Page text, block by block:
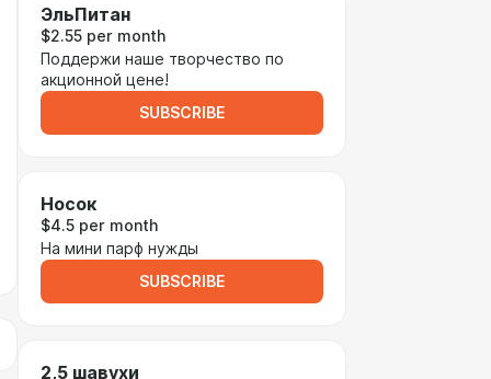
ЭльПитан
$2.55 per month
Поддержи наше творчество по
акционной цене!
SUBSCRIBE
Носок
$4.5 per month
На мини парф нужды
SUBSCRIBE
2,5 шавухи